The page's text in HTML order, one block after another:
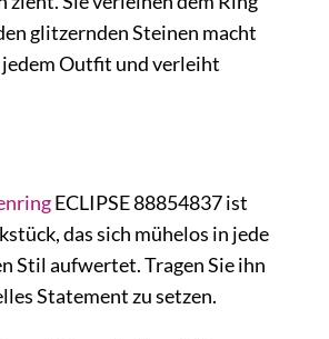
glitzernden Steinen macht
jedem Outfit und verleiht
ECLIPSE 88854837 ist
das sich mühelos in jede
Stil aufwertet. Tragen Sie ihn
Statement zu setzen.